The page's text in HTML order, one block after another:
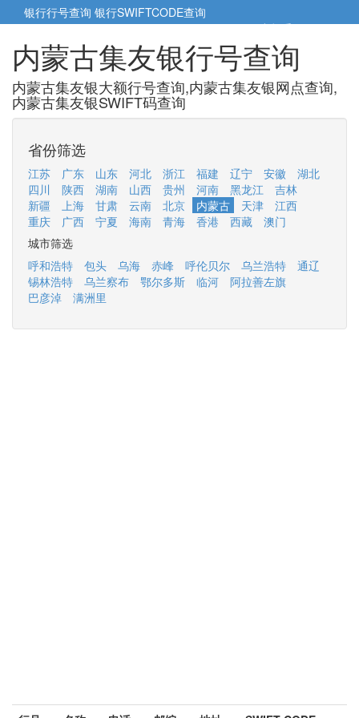
银行行号查询 银行SWIFTCODE查询
5cm小帮手5cm.cn
内蒙古集友银行号查询
内蒙古集友银大额行号查询,内蒙古集友银网点查询,
内蒙古集友银SWIFT码查询
省份筛选
江苏 广东 山东 河北 浙江 福建 辽宁 安徽
湖北
四川
陕西 湖南 山西 贵州 河南 黑龙江
吉林
新疆
上海 甘肃 云南 北京 内蒙古 天津
江西
重庆
广西 宁夏 海南 青海 香港 西藏
澳门
城市筛选
呼和浩特
包头 乌海 赤峰 呼伦贝尔 乌兰浩特
通辽
锡林浩特
乌兰察布 鄂尔多斯 临河
阿拉善左旗
巴彦淖
满洲里